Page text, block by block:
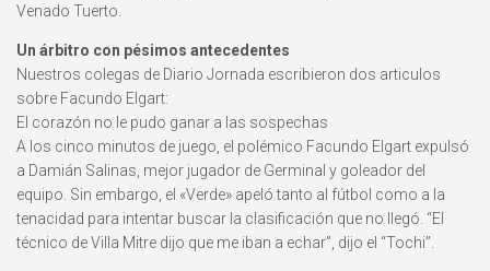
Venado Tuerto.
Un árbitro con pésimos antecedentes
Nuestros colegas de Diario Jornada escribieron dos articulos
sobre Facundo Elgart:
El corazón no le pudo ganar a las sospechas
A los cinco minutos de juego, el polémico Facundo Elgart expulsó
a Damián Salinas, mejor jugador de Germinal y goleador del
equipo. Sin embargo, el «Verde» apeló tanto al fútbol como a la
tenacidad para intentar buscar la clasificación que no llegó. “El
técnico de Villa Mitre dijo que me iban a echar”, dijo el “Tochi”.